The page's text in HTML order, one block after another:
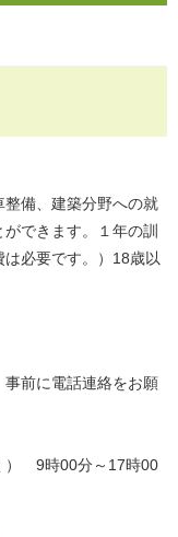
備、建築分野への就
できます。１年の訓
必要です。）18歳以
に電話連絡をお願
） 9時00分～17時00